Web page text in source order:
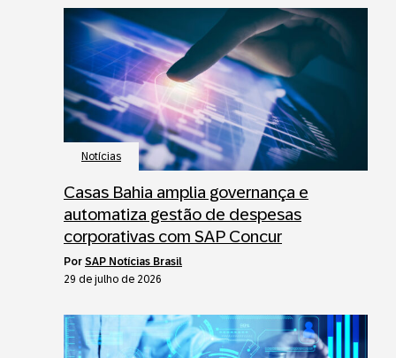
Notícias
Casas Bahia amplia governança e
automatiza gestão de despesas
corporativas com SAP Concur
por SAP Notícias Brasil
29 de julho de 2026